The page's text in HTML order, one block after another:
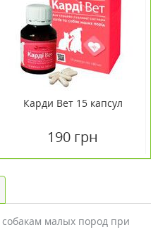
Карди Вет 15 капсул
190 грн
малых пород при